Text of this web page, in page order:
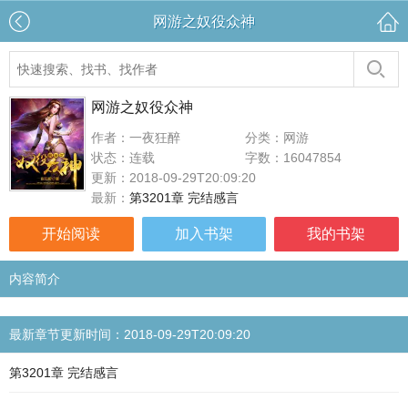
网游之奴役众神
网游之奴役众神
作者：一夜狂醉
分类：网游
状态：连载
字数：16047854
更新：2018-09-29T20:09:20
最新： 第3201章 完结感言
开始阅读 加入书架 我的书架
内容简介
最新章节更新时间：2018-09-29T20:09:20
第3201章 完结感言